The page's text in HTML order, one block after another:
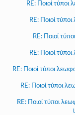
RE: Ποιοί
RE: Ποιοί
RE: Ποιοί
RE: Ποιοί
RE: Ποιοί τύποι
RE: Ποιοί τύποι
RE: Ποιοί τύποι